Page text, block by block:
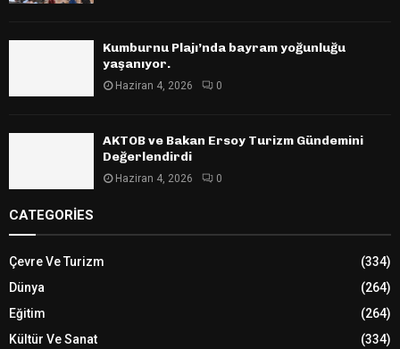
Kumburnu Plajı’nda bayram yoğunluğu
yaşanıyor.
Haziran 4, 2026 0
AKTOB ve Bakan Ersoy Turizm Gündemini
Değerlendirdi
Haziran 4, 2026 0
CATEGORIES
Çevre Ve Turizm
(334)
Dünya
(264)
Eğitim
(264)
Kültür Ve Sanat
(334)